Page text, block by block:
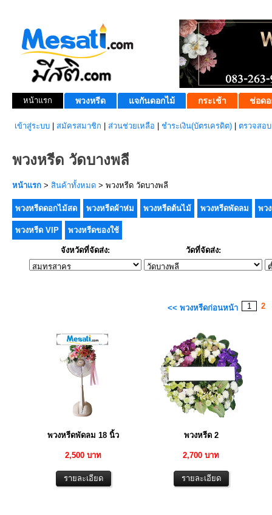
หน้าแรก พวงหรีด แจกันดอกไม้ กระเช้า ช่อดอ
เข้าสู่ระบบ สมัครสมาชิก ส่วนช่วยเหลือ ชำระเงิน(บัตรเครดิต) ตรวจสอ
พวงหรีด วัดบางพลี
หน้าแรก > สินค้าทั้งหมด > พวงหรีด วัดบางพลี
พวงหรีดดอกไม้สด พวงหรีดผ้าห่ม พวงหรีดต้นไม้ พวงหรีดพัดลม พว
พวงหรีด VIP พวงหรีดของใช้
จังหวัดที่จัดส่ง: วัดที่จัดส่ง:
<< พวงหรีดก่อนหน้า 1 2
พวงหรีดพัดลม 18 นิ้ว
2,500 บาท
พวงหรีด 2
2,700 บาท